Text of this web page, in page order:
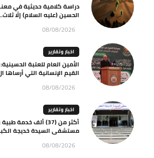
دراسة كلامية حديثية في
الحسين (عليه السلام) إلّا
08/08/2026
اخبار وتقارير
الأمين العام للعتبة
القيم الإنسانية التي أرساها
08/08/2026
اخبار وتقارير
أكثر من (37) ألف
مستشفى السيدة خديجة
08/08/2026